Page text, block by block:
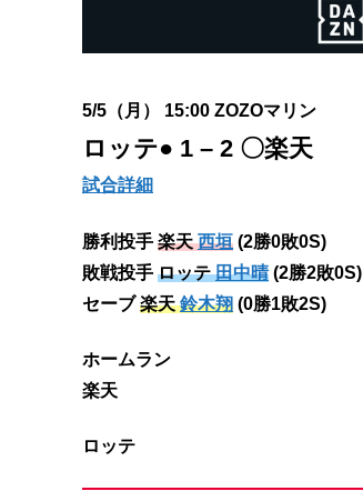
5/5（月） 15:00 ZOZOマリン
ロッテ● 1 – 2 〇楽天
試合詳細
勝利投手 楽天西垣 (2勝0敗0S)
敗戦投手 ロッテ田中晴(2勝2敗0S)
セーブ楽天鈴木翔 (0勝1敗2S)
ホームラン
楽天
ロッテ